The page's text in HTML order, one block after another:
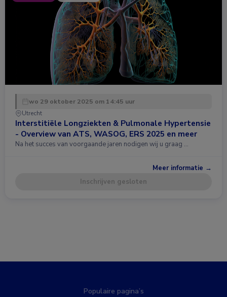
wo 29 oktober 2025 om 14:45 uur
Utrecht
Interstitiële Longziekten & Pulmonale Hypertensie
- Overview van ATS, WASOG, ERS 2025 en meer
Na het succes van voorgaande jaren nodigen wij u graag …
Meer informatie →
Inschrijven gesloten
Populaire pagina’s